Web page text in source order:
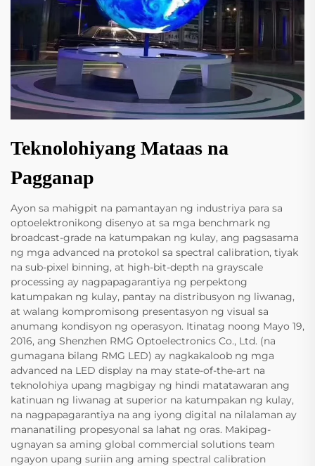
Teknolohiyang Mataas na
Pagganap
Ayon sa mahigpit na pamantayan ng industriya para sa
optoelektronikong disenyo at sa mga benchmark ng
broadcast-grade na katumpakan ng kulay, ang pagsasama
ng mga advanced na protokol sa spectral calibration, tiyak
na sub-pixel binning, at high-bit-depth na grayscale
processing ay nagpapagarantiya ng perpektong
katumpakan ng kulay, pantay na distribusyon ng liwanag,
at walang kompromisong presentasyon ng visual sa
anumang kondisyon ng operasyon. Itinatag noong Mayo 19,
2016, ang Shenzhen RMG Optoelectronics Co., Ltd. (na
gumagana bilang RMG LED) ay nagkakaloob ng mga
advanced na LED display na may state-of-the-art na
teknolohiya upang magbigay ng hindi matatawaran ang
katinuan ng liwanag at superior na katumpakan ng kulay,
na nagpapagarantiya na ang iyong digital na nilalaman ay
mananatiling propesyonal sa lahat ng oras. Makipag-
ugnayan sa aming global commercial solutions team
ngayon upang suriin ang aming spectral calibration